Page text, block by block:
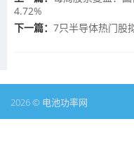
4.72%
下一篇： 7只半导体热门股
2026 © 电池功率网